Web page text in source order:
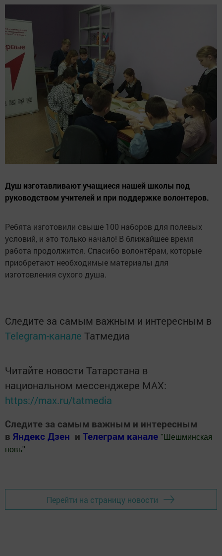
Душ изготавливают учащиеся нашей школы под
руководством учителей и при поддержке волонтеров.
Ребята изготовили свыше 100 наборов для полевых
условий, и это только начало! В ближайшее время
работа продолжится. Спасибо волонтёрам, которые
приобретают необходимые материалы для
изготовления сухого душа.
Следите за самым важным и интересным в
Telegram-канале Татмедиа
Читайте новости Татарстана в
национальном мессенджере MАХ:
https://max.ru/tatmedia
Следите за самым важным и интересным
в Яндекс Дзен и Телеграм канале " Шешминская
новь"
Перейти на страницу новости